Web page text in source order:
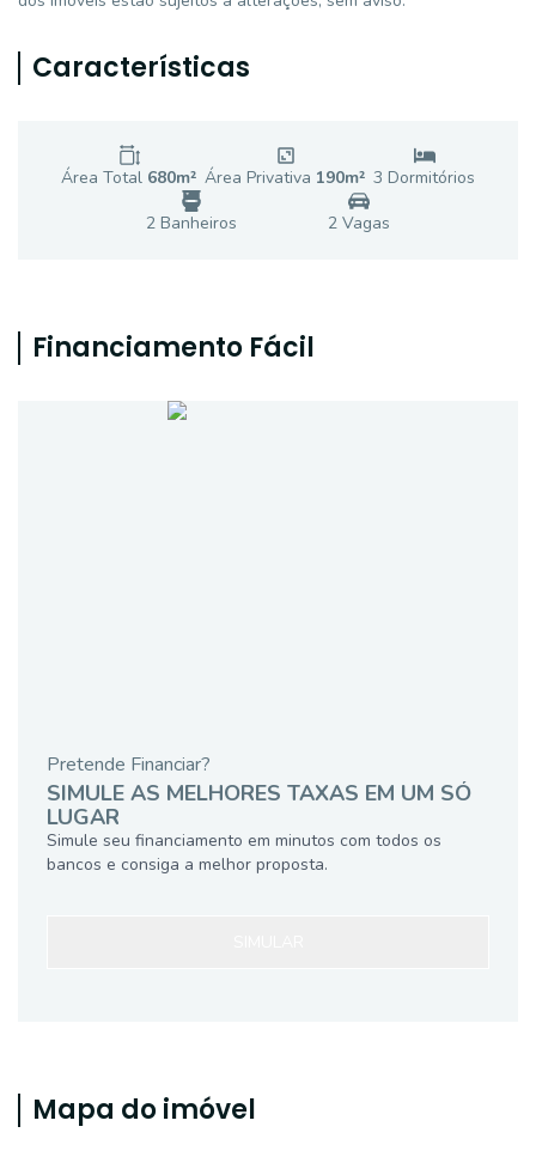
Características
Área Total 680m² Área Privativa 190m² 3 Dormitórios
2Banheiros 2 Vagas
Financiamento Fácil
Pretende Financiar?
SIMULE AS MELHORES TAXAS EM UM SÓ
LUGAR
Simule seu financiamento em minutos com todos os
bancos e consiga a melhor proposta.
Mapa do imóvel